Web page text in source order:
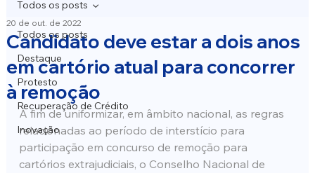
Todos os posts
Destaque
Protesto
Recuperação de Crédito
Inovação
Todos os posts
Candidato deve estar a dois anos
em cartório atual para concorrer
à remoção
20 de out. de 2022
A fim de uniformizar, em âmbito nacional, as regras
relacionadas ao período de interstício para
participação em concurso de remoção para
cartórios extrajudiciais, o Conselho Nacional de